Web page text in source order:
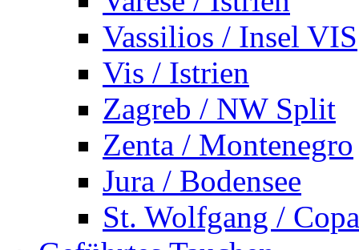
Vassilios / Insel VIS
Vis / Istrien
Zagreb / NW Split
Zenta / Montenegro
Jura / Bodensee
St. Wolfgang /